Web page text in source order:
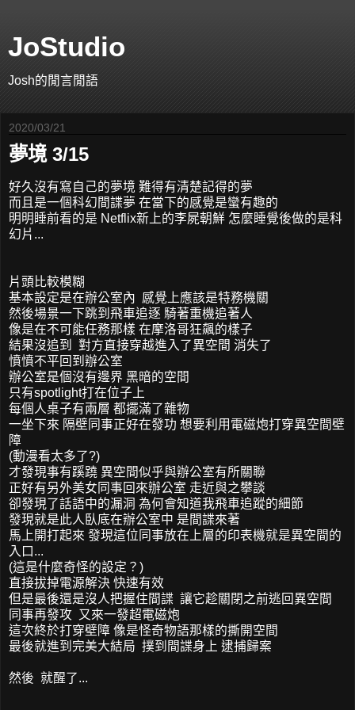
JoStudio
Josh的閒言閒語
2020/03/21
夢境 3/15
好久沒有寫自己的夢境 難得有清楚記得的夢
而且是一個科幻間諜夢 在當下的感覺是蠻有趣的
明明睡前看的是 Netflix新上的李屍朝鮮 怎麼睡覺後做的是科
幻片...
片頭比較模糊
基本設定是在辦公室內 感覺上應該是特務機關
然後場景一下跳到飛車追逐 騎著重機追著人
像是在不可能任務那樣 在摩洛哥狂飆的樣子
結果沒追到 對方直接穿越進入了異空間 消失了
憤憤不平回到辦公室
辦公室是個沒有邊界 黑暗的空間
只有spotlight打在位子上
每個人桌子有兩層 都擺滿了雜物
一坐下來 隔壁同事正好在發功 想要利用電磁炮打穿異空間壁
障
(動漫看太多了?)
才發現事有蹊蹺 異空間似乎與辦公室有所關聯
正好有另外美女同事回來辦公室 走近與之攀談
卻發現了話語中的漏洞 為何會知道我飛車追蹤的細節
發現就是此人臥底在辦公室中 是間諜來著
馬上開打起來 發現這位同事放在上層的印表機就是異空間的
入口...
(這是什麼奇怪的設定？)
直接拔掉電源解決 快速有效
但是最後還是沒人把握住間諜 讓它趁關閉之前逃回異空間
同事再發攻 又來一發超電磁炮
這次終於打穿壁障 像是怪奇物語那樣的撕開空間
最後就進到完美大結局 撲到間諜身上 逮捕歸案
然後 就醒了...